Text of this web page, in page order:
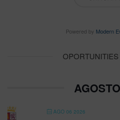
Powered by Modern
AGO 06 2026